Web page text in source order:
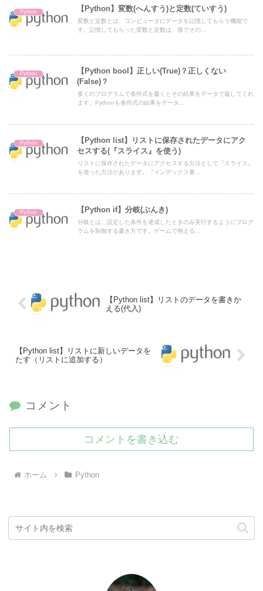
Python 【Python】変数(へんすう)と定数(ていすう)
変数と定数とは、コンピュータにデータを記憶してもらう機能で
す。記憶してもらった変数と定数は、後でその...
Python
【Python bool】正しい(True)？正しくない
(False)？
多くのプログラムで条件式を書くとその結果をデータで返してくれ
ます。Pythonも条件式の結果をデータ...
Python
【Python list】リストに保存されたデータにアク
セスする(『スライス』を使う)
リストに保存されたデータにアクセスする方法として『スライス』
を使った方法があります。『インデックス番...
Python 【Python if】分岐(ぶんき)
分岐とは、設定した条件を達成したときのみ実行するようにプログ
ラムを制御する書き方です。ゲームで例える...
【Python list】リストのデータを書きか
える(代入)
【Python list】リストに新しいデータを
たす（リストに追加する）
コメント
コメントを書き込む
ホーム Python